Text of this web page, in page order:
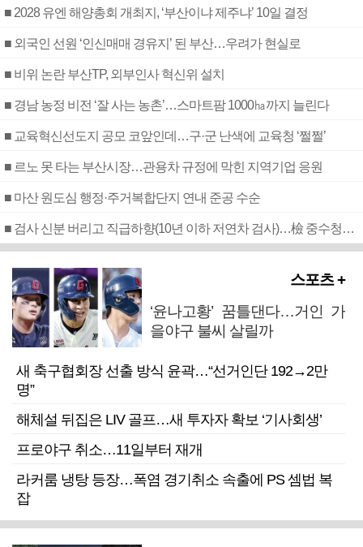
■ 2028 유엔 해양총회 개최지, ‘부산이냐 제주냐’ 10일 결정
■ 외국인 선원 ‘인신매매 경유지’ 된 부산…우려가 현실로
■ 비위 논란 부산TP, 외부인사 혁신위 설치
■ 경남 농정 비전 ‘잘 사는 농촌’…스마트팜 1000㏊까지 늘린다
■ 교육혁신선도지 공모 코앞인데…구·군 난색에 교육청 ‘쩔쩔’
■ 르노 못 타는 부산시장…관용차 규정에 막힌 지역기업 응원
■ 마산 원도심 행정·주거복합단지 연내 준공 수순
■ 검사 신분 버리고 직급하향(10년 이하 저연차 검사)…檢 중수청행 기피
스포츠 +
‘윤나고황’ 꿈틀댄다…거인 가
을야구 불씨 살릴까
새 축구협회장 선출 방식 윤곽…“선거인단 192→2만
명”
해체설 뒤집은 LIV 골프…새 투자자 확보 ‘기사회생’
프로야구 취소…11일부터 재개
라커룸 냉탕 등장…폭염 경기취소 속출에 PS 셈법 복
잡